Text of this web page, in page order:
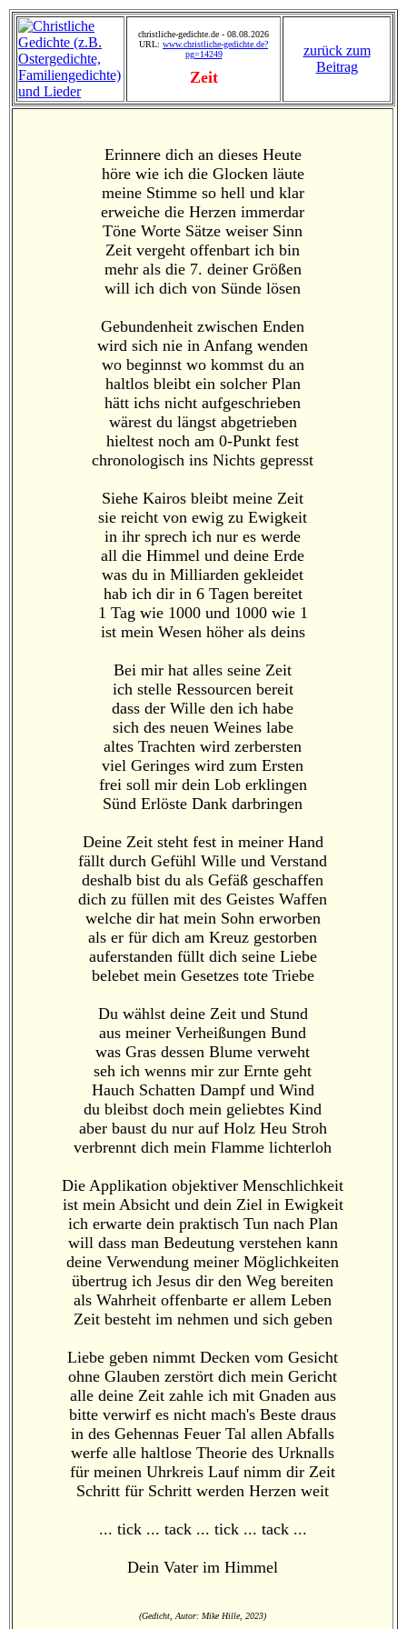
christliche-gedichte.de - 08.08.2026
URL: www.christliche-gedichte.de?
pg=14249
Zeit
zurück zum
Beitrag
Erinnere dich an dieses Heute
höre wie ich die Glocken läute
meine Stimme so hell und klar
erweiche die Herzen immerdar
Töne Worte Sätze weiser Sinn
Zeit vergeht offenbart ich bin
mehr als die 7. deiner Größen
will ich dich von Sünde lösen
Gebundenheit zwischen Enden
wird sich nie in Anfang wenden
wo beginnst wo kommst du an
haltlos bleibt ein solcher Plan
hätt ichs nicht aufgeschrieben
wärest du längst abgetrieben
hieltest noch am 0-Punkt fest
chronologisch ins Nichts gepresst
Siehe Kairos bleibt meine Zeit
sie reicht von ewig zu Ewigkeit
in ihr sprech ich nur es werde
all die Himmel und deine Erde
was du in Milliarden gekleidet
hab ich dir in 6 Tagen bereitet
1 Tag wie 1000 und 1000 wie 1
ist mein Wesen höher als deins
Bei mir hat alles seine Zeit
ich stelle Ressourcen bereit
dass der Wille den ich habe
sich des neuen Weines labe
altes Trachten wird zerbersten
viel Geringes wird zum Ersten
frei soll mir dein Lob erklingen
Sünd Erlöste Dank darbringen
Deine Zeit steht fest in meiner Hand
fällt durch Gefühl Wille und Verstand
deshalb bist du als Gefäß geschaffen
dich zu füllen mit des Geistes Waffen
welche dir hat mein Sohn erworben
als er für dich am Kreuz gestorben
auferstanden füllt dich seine Liebe
belebet mein Gesetzes tote Triebe
Du wählst deine Zeit und Stund
aus meiner Verheißungen Bund
was Gras dessen Blume verweht
seh ich wenns mir zur Ernte geht
Hauch Schatten Dampf und Wind
du bleibst doch mein geliebtes Kind
aber baust du nur auf Holz Heu Stroh
verbrennt dich mein Flamme lichterloh
Die Applikation objektiver Menschlichkeit
ist mein Absicht und dein Ziel in Ewigkeit
ich erwarte dein praktisch Tun nach Plan
will dass man Bedeutung verstehen kann
deine Verwendung meiner Möglichkeiten
übertrug ich Jesus dir den Weg bereiten
als Wahrheit offenbarte er allem Leben
Zeit besteht im nehmen und sich geben
Liebe geben nimmt Decken vom Gesicht
ohne Glauben zerstört dich mein Gericht
alle deine Zeit zahle ich mit Gnaden aus
bitte verwirf es nicht mach's Beste draus
in des Gehennas Feuer Tal allen Abfalls
werfe alle haltlose Theorie des Urknalls
für meinen Uhrkreis Lauf nimm dir Zeit
Schritt für Schritt werden Herzen weit
... tick ... tack ... tick ... tack ...
Dein Vater im Himmel
(Gedicht, Autor: Mike Hille, 2023)